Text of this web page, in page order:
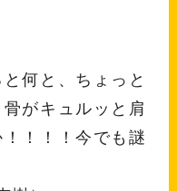
何と、ちょっと
がキュルッと肩
！！！今でも謎